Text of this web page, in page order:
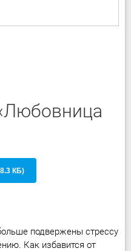
КБ)
подвержены стрессу
Как избавится от